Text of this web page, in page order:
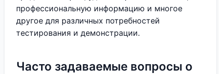
профессиональную информацию и многое
другое для различных потребностей
тестирования и демонстрации.
Часто задаваемые вопросы о